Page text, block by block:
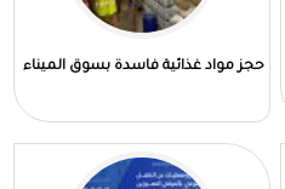
حجز مواد غذائية فاسدة بسوق الميناء